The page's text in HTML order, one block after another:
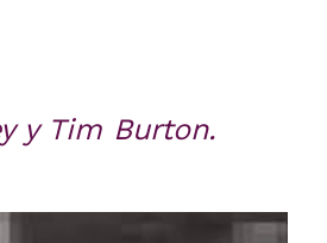
y Tim Burton.